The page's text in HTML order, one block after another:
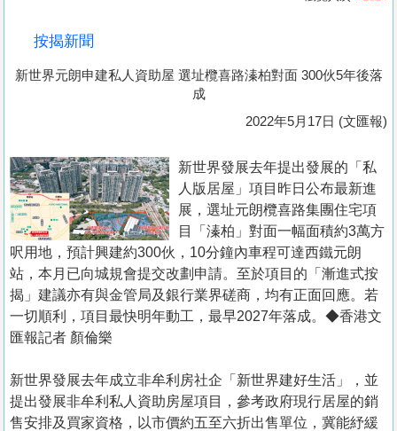
據
置
業
手
冊
關
於
我
按揭新聞
新世界元朗申建私人資助屋 選址欖喜路溱柏對面 300伙5年後落
成
2022年5月17日 (文匯報)
新世界發展去年提出發展的「私
人版居屋」項目昨日公布最新進
展，選址元朗欖喜路集團住宅項
目「溱柏」對面一幅面積約3萬方
呎用地，預計興建約300伙，10分鐘內車程可達西鐵元朗
站，本月已向城規會提交改劃申請。至於項目的「漸進式按
揭」建議亦有與金管局及銀行業界磋商，均有正面回應。若
一切順利，項目最快明年動工，最早2027年落成。◆香港文
匯報記者 顏倫樂
新世界發展去年成立非牟利房社企「新世界建好生活」，並
提出發展非牟利私人資助房屋項目，參考政府現行居屋的銷
售安排及買家資格，以市價約五至六折出售單位，冀能紓緩